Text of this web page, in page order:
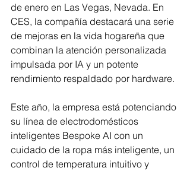
de enero en Las Vegas, Nevada. En
CES, la compañía destacará una serie
de mejoras en la vida hogareña que
combinan la atención personalizada
impulsada por IA y un potente
rendimiento respaldado por hardware.
Este año, la empresa está potenciando
su línea de electrodomésticos
inteligentes Bespoke AI con un
cuidado de la ropa más inteligente, un
control de temperatura intuitivo y